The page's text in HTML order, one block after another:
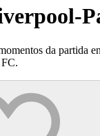
da partida